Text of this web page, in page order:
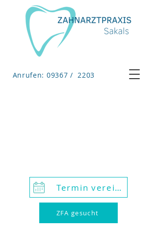
Anrufen: 09367 / 2203
ZFA gesucht
Termin vereinbaren